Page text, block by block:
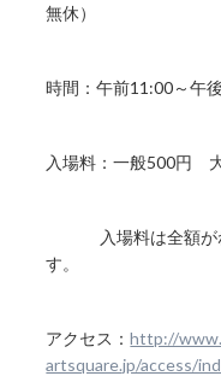
無休）
時間：午前11:00～午
入場料：一般500円
入場料は全額がね
す。
アクセス：http://
artsquare.jp/access/